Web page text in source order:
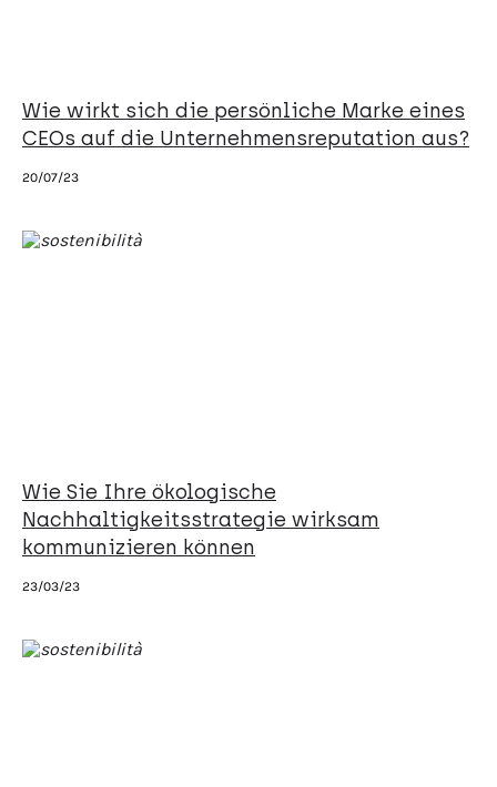
Wie wirkt sich die persönliche Marke eines
CEOs auf die Unternehmensreputation aus?
20/07/23
Wie Sie Ihre ökologische
Nachhaltigkeitsstrategie wirksam
kommunizieren können
23/03/23